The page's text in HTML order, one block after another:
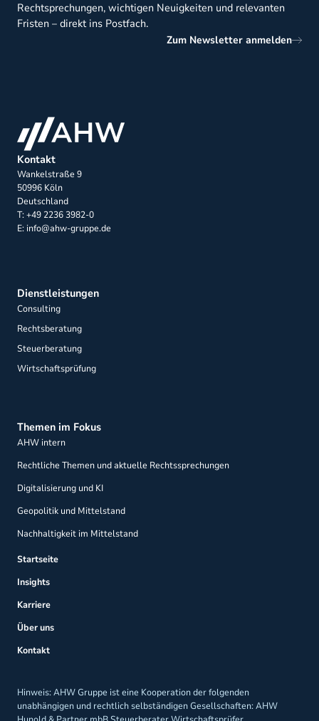
Rechtsprechungen, wichtigen Neuigkeiten und relevanten
Fristen – direkt ins Postfach.
Zum Newsletter anmelden
Kontakt
Wankelstraße 9
50996 Köln
Deutschland
T: +49 2236 3982-0
E: info@ahw-gruppe.de
Dienstleistungen
Consulting
Rechtsberatung
Steuerberatung
Wirtschaftsprüfung
Themen im Fokus
AHW intern
Rechtliche Themen und aktuelle Rechtssprechungen
Digitalisierung und KI
Geopolitik und Mittelstand
Nachhaltigkeit im Mittelstand
Startseite
Insights
Karriere
Über uns
Kontakt
Hinweis: AHW Gruppe ist eine Kooperation der folgenden
unabhängigen und rechtlich selbständigen Gesellschaften: AHW